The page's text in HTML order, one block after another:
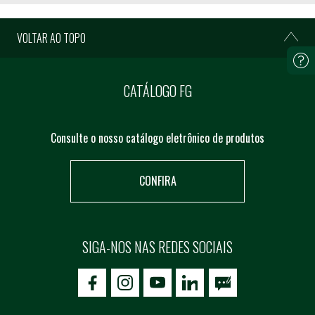
VOLTAR AO TOPO
CATÁLOGO FG
Consulte o nosso catálogo eletrônico de produtos
CONFIRA
SIGA-NOS NAS REDES SOCIAIS
icon-facebookicon-social02icon-social03